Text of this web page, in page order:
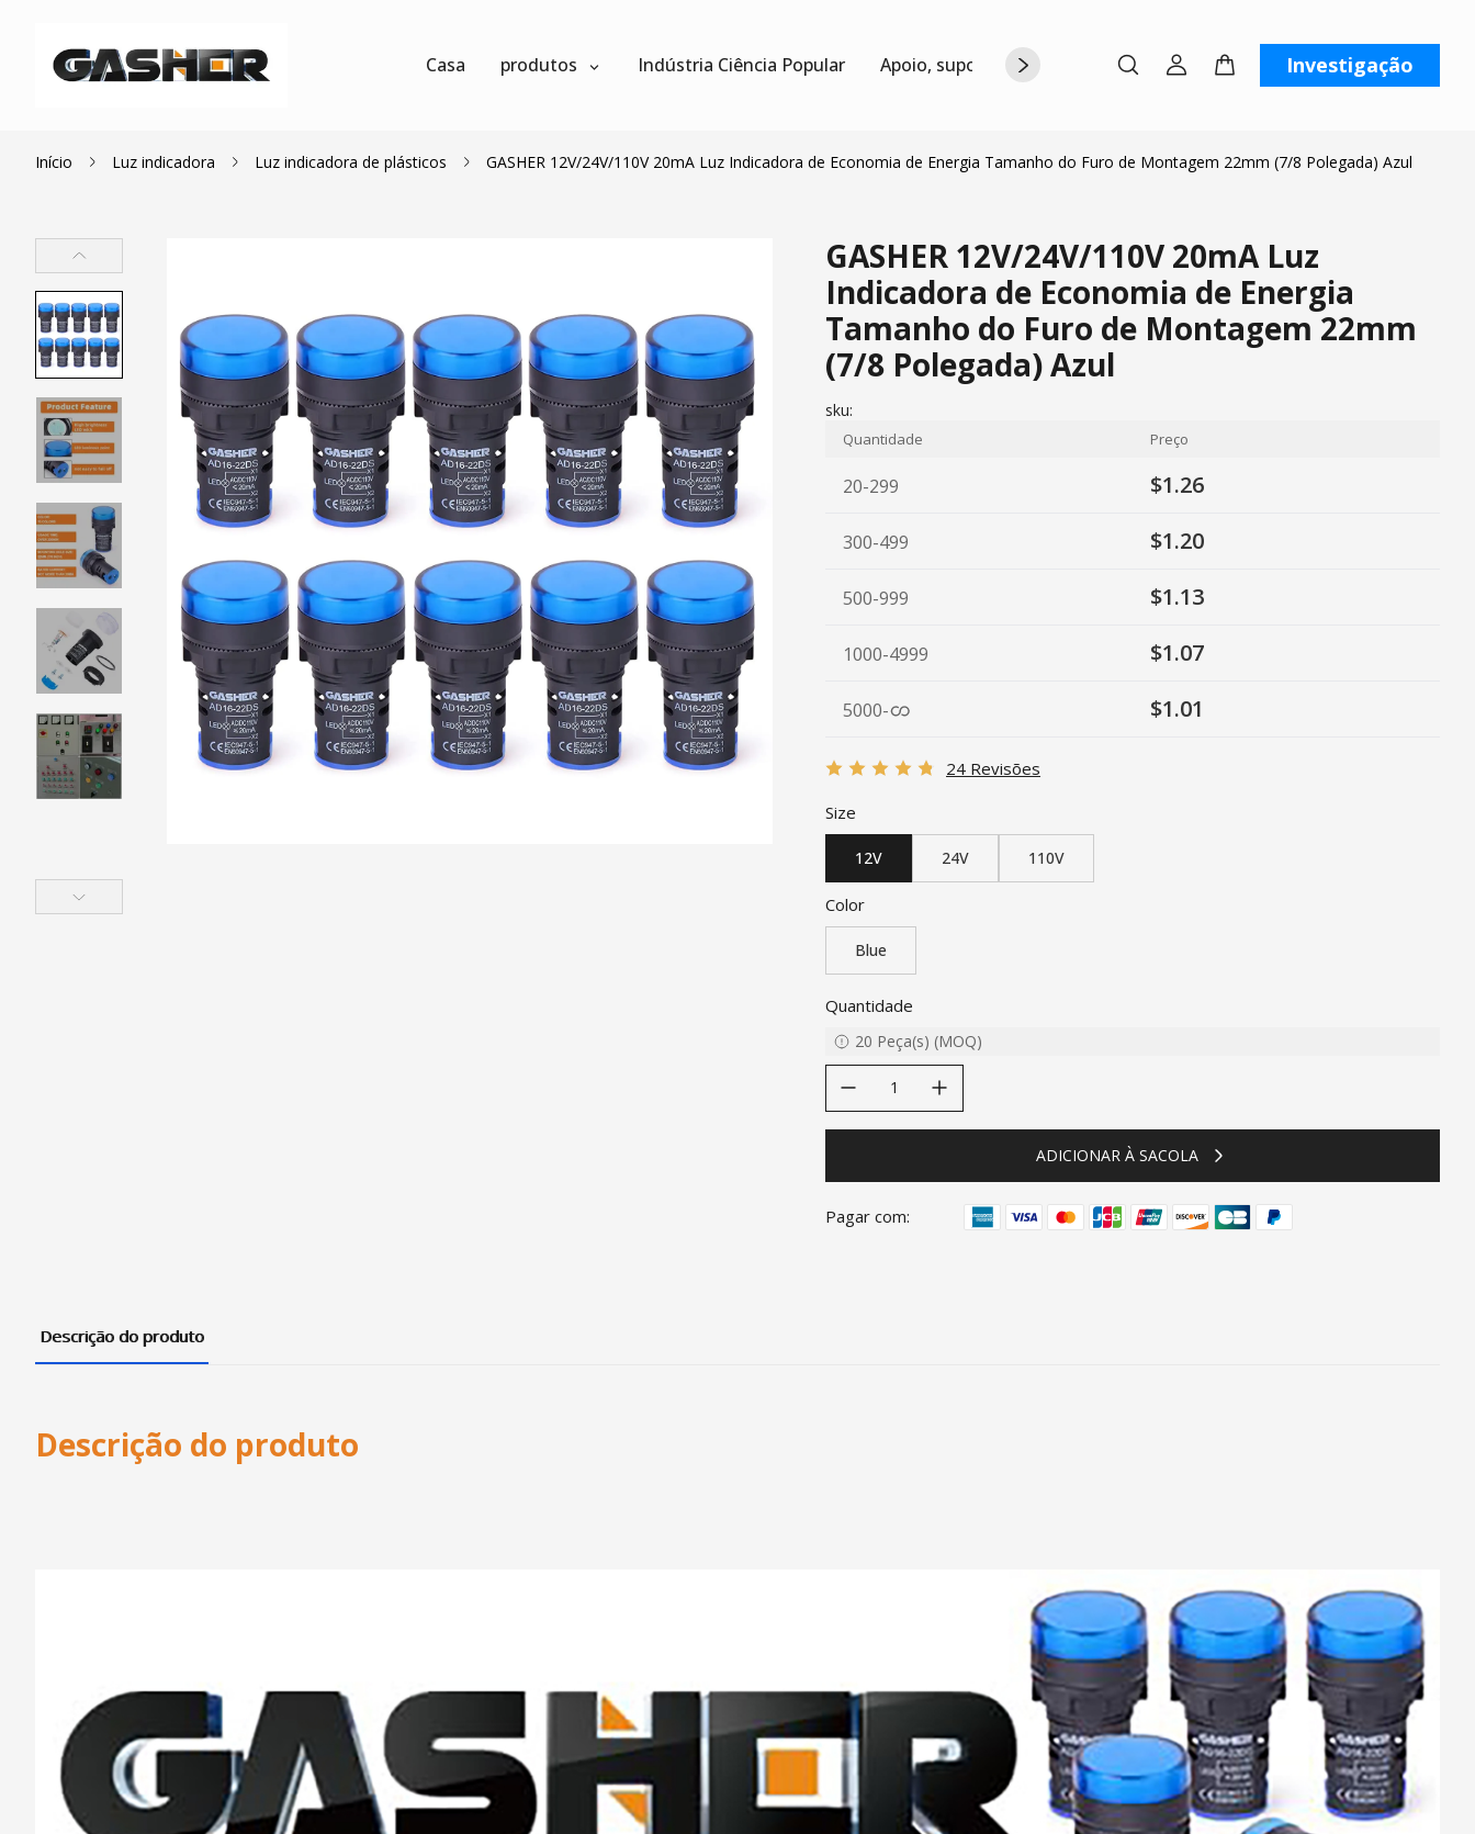
Casa produtos Indústria Ciência Popular Apoio, suporte Sobre nós Contate-nos Investigação
Início Luz indicadora Luz indicadora de plásticos GASHER 12V/24V/110V 20mA Luz Indicadora de Economia de Energia Tamanho do Furo de Montagem 22mm (7/8 Polegada) Azul
GASHER 12V/24V/110V 20mA Luz
Indicadora de Economia de Energia
Tamanho do Furo de Montagem 22mm
(7/8 Polegada) Azul
sku:
Quantidade Preço
20-299 $1.26
300-499 $1.20
500-999 $1.13
1000-4999 $1.07
5000- $1.01
24 Revisões
Size
12V 24V 110V
Color
Blue
Quantidade
20 Peça(s) (MOQ)
ADICIONAR À SACOLA
Pagar com:
Descrição do produto
Descrição do produto